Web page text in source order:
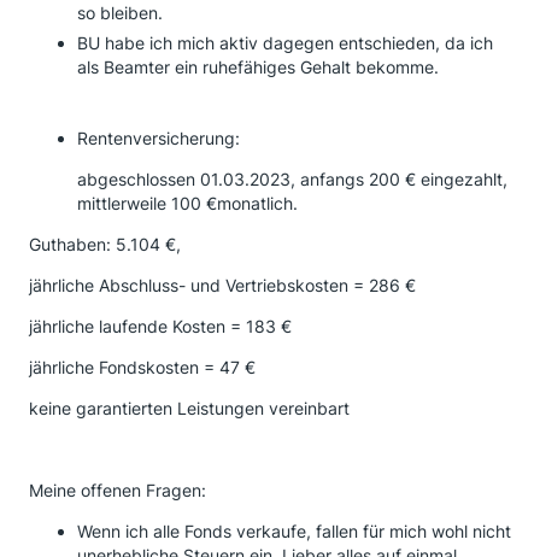
so bleiben.
BU habe ich mich aktiv dagegen entschieden, da ich
als Beamter ein ruhefähiges Gehalt bekomme.
Rentenversicherung:
abgeschlossen 01.03.2023, anfangs 200 € eingezahlt,
mittlerweile 100 €monatlich.
Guthaben: 5.104 €,
jährliche Abschluss- und Vertriebskosten = 286 €
jährliche laufende Kosten = 183 €
jährliche Fondskosten = 47 €
keine garantierten Leistungen vereinbart
Meine offenen Fragen:
Wenn ich alle Fonds verkaufe, fallen für mich wohl nicht